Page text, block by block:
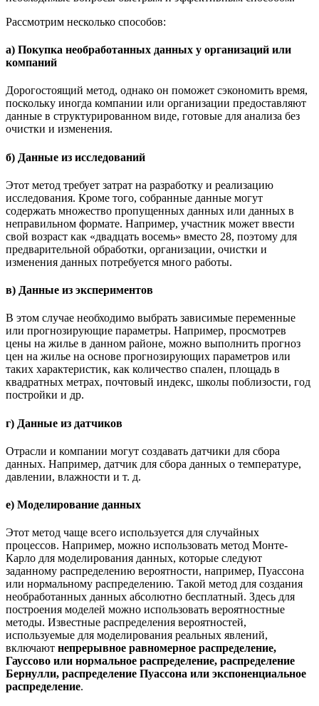
Рассмотрим несколько способов:
а) Покупка необработанных данных у организаций или
компаний
Дорогостоящий метод, однако он поможет сэкономить время,
поскольку иногда компании или организации предоставляют
данные в структурированном виде, готовые для анализа без
очистки и изменения.
б) Данные из исследований
Этот метод требует затрат на разработку и реализацию
исследования. Кроме того, собранные данные могут
содержать множество пропущенных данных или данных в
неправильном формате. Например, участник может ввести
свой возраст как «двадцать восемь» вместо 28, поэтому для
предварительной обработки, организации, очистки и
изменения данных потребуется много работы.
в) Данные из экспериментов
В этом случае необходимо выбрать зависимые переменные
или прогнозирующие параметры. Например, просмотрев
цены на жилье в данном районе, можно выполнить прогноз
цен на жилье на основе прогнозирующих параметров или
таких характеристик, как количество спален, площадь в
квадратных метрах, почтовый индекс, школы поблизости, год
постройки и др.
г) Данные из датчиков
Отрасли и компании могут создавать датчики для сбора
данных. Например, датчик для сбора данных о температуре,
давлении, влажности и т. д.
е) Моделирование данных
Этот метод чаще всего используется для случайных
процессов. Например, можно использовать метод Монте-
Карло для моделирования данных, которые следуют
заданному распределению вероятности, например, Пуассона
или нормальному распределению. Такой метод для создания
необработанных данных абсолютно бесплатный. Здесь для
построения моделей можно использовать вероятностные
методы. Известные распределения вероятностей,
используемые для моделирования реальных явлений,
включают непрерывное равномерное распределение,
Гауссово или нормальное распределение, распределение
Бернулли, распределение Пуассона или экспоненциальное
распределение.